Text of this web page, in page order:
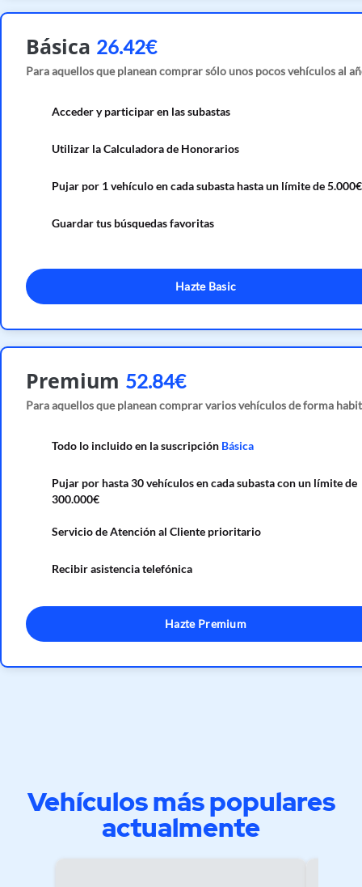
Básica 26.42€
Para aquellos que planean comprar sólo unos pocos vehículos al
Acceder y participar en las subastas
Utilizar la Calculadora de Honorarios
Pujar por 1 vehículo en cada subasta hasta un límite de 5.000€
Guardar tus búsquedas favoritas
Hazte Basic
Premium 52.84€
Para aquellos que planean comprar varios vehículos de forma
Todo lo incluido en la suscripción Básica
Pujar por hasta 30 vehículos en cada subasta con un límite de
300.000€
Servicio de Atención al Cliente prioritario
Recibir asistencia telefónica
Hazte Premium
Vehículos más populares
actualmente